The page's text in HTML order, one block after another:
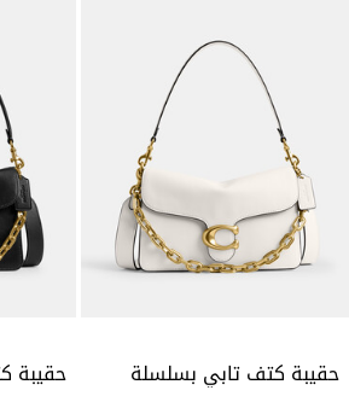
حقيبة كتف تابي بسلسلة حقيبة